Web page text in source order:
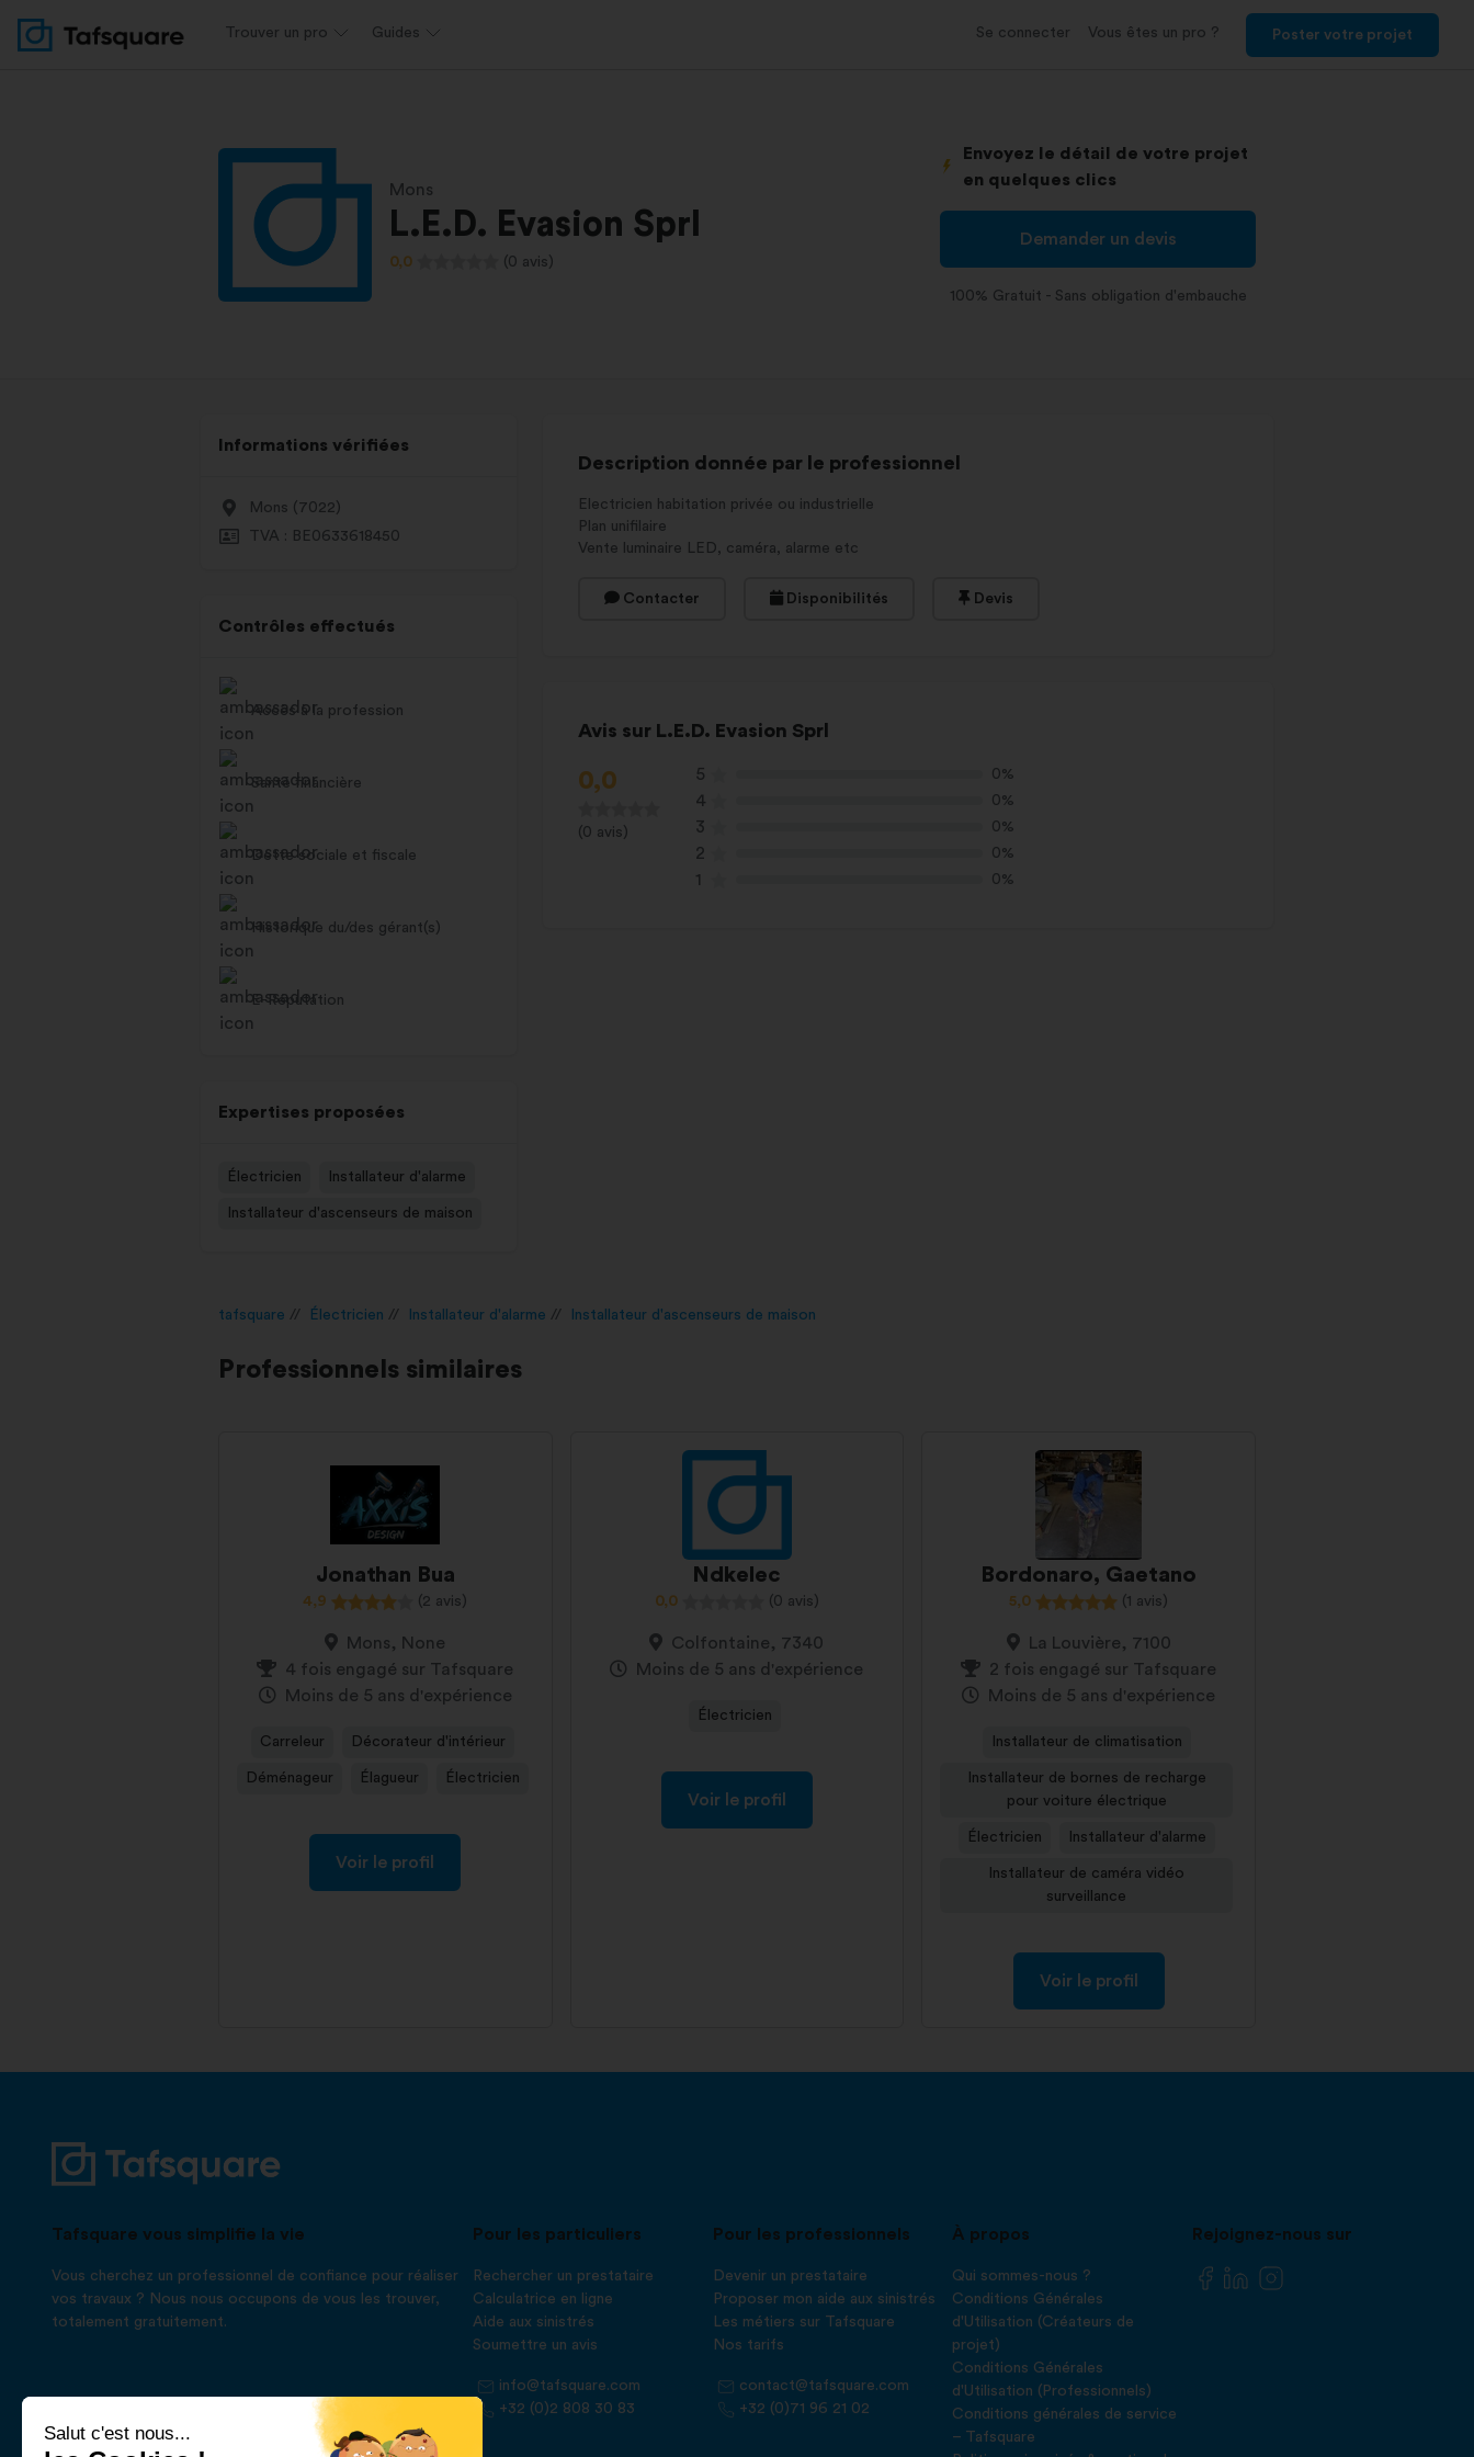
Trouver un pro Guides Se connecter Vous êtes un pro ? Poster votre projet
Mons
L.E.D. Evasion Sprl
0,0 (0 avis)
Envoyez le détail de votre projet
en quelques clics
Demander un devis
100% Gratuit - Sans obligation d'embauche
Informations vérifiées
Mons (7022)
TVA : BE0633618450
Contrôles effectués
Accès à la profession
Santé financière
Dette sociale et fiscale
Historique du/des gérant(s)
E-Réputation
Expertises proposées
Électricien Installateur d'alarme
Installateur d'ascenseurs de maison
Description donnée par le professionnel
Electricien habitation privée ou industrielle
Plan unifilaire
Vente luminaire LED, caméra, alarme etc
Contacter Disponibilités Devis
Avis sur L.E.D. Evasion Sprl
0,0
(0 avis)
5 0%
4 0%
3 0%
2 0%
1 0%
tafsquare Électricien Installateur d'alarme Installateur d'ascenseurs de maison
Professionnels similaires
Jonathan Bua
4,9 (2 avis)
Mons, None
4 fois engagé sur Tafsquare
Moins de 5 ans d'expérience
Carreleur Décorateur d'intérieur
Déménageur Élagueur Électricien
Voir le profil
Ndkelec
0,0 (0 avis)
Colfontaine, 7340
Moins de 5 ans d'expérience
Électricien
Voir le profil
Bordonaro, Gaetano
5,0 (1 avis)
La Louvière, 7100
2 fois engagé sur Tafsquare
Moins de 5 ans d'expérience
Installateur de climatisation
Installateur de bornes de recharge
pour voiture électrique
Électricien Installateur d'alarme
Installateur de caméra vidéo
surveillance
Voir le profil
Tafsquare vous simplifie la vie
Vous cherchez un professionnel de confiance pour réaliser
vos travaux ? Nous nous occupons de vous les trouver,
totalement gratuitement.
Pour les particuliers
Rechercher un prestataire
Calculatrice en ligne
Aide aux sinistrés
Soumettre un avis
info@tafsquare.com
+32 (0)2 808 30 83
Pour les professionnels
Devenir un prestataire
Proposer mon aide aux sinistrés
Les métiers sur Tafsquare
Nos tarifs
contact@tafsquare.com
+32 (0)71 96 21 02
À propos
Qui sommes-nous ?
Conditions Générales
d'Utilisation (Créateurs de
projet)
Conditions Générales
d'Utilisation (Professionnels)
Conditions générales de service
– Tafsquare
Rejoignez-nous sur
Salut c'est nous...